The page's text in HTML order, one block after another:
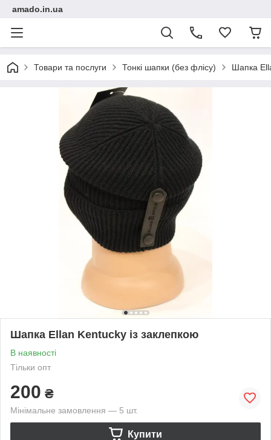
amado.in.ua
Товари та послуги Тонкі шапки (без флісу) Шапка
Шапка Ellan Kentucky із заклепкою
В наявності
Тільки опт
200 ₴
Мінімальне замовлення — 5 шт.
Купити